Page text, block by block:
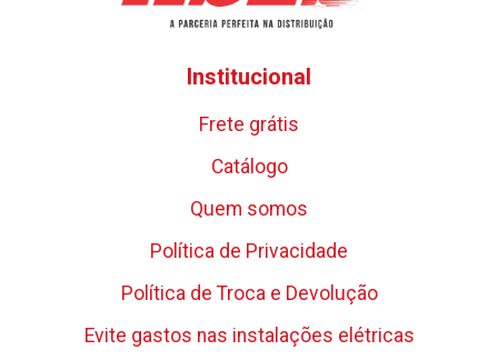
Institucional
Frete grátis
Catálogo
Quem somos
Política de Privacidade
Política de Troca e Devolução
Evite gastos nas instalações elétricas